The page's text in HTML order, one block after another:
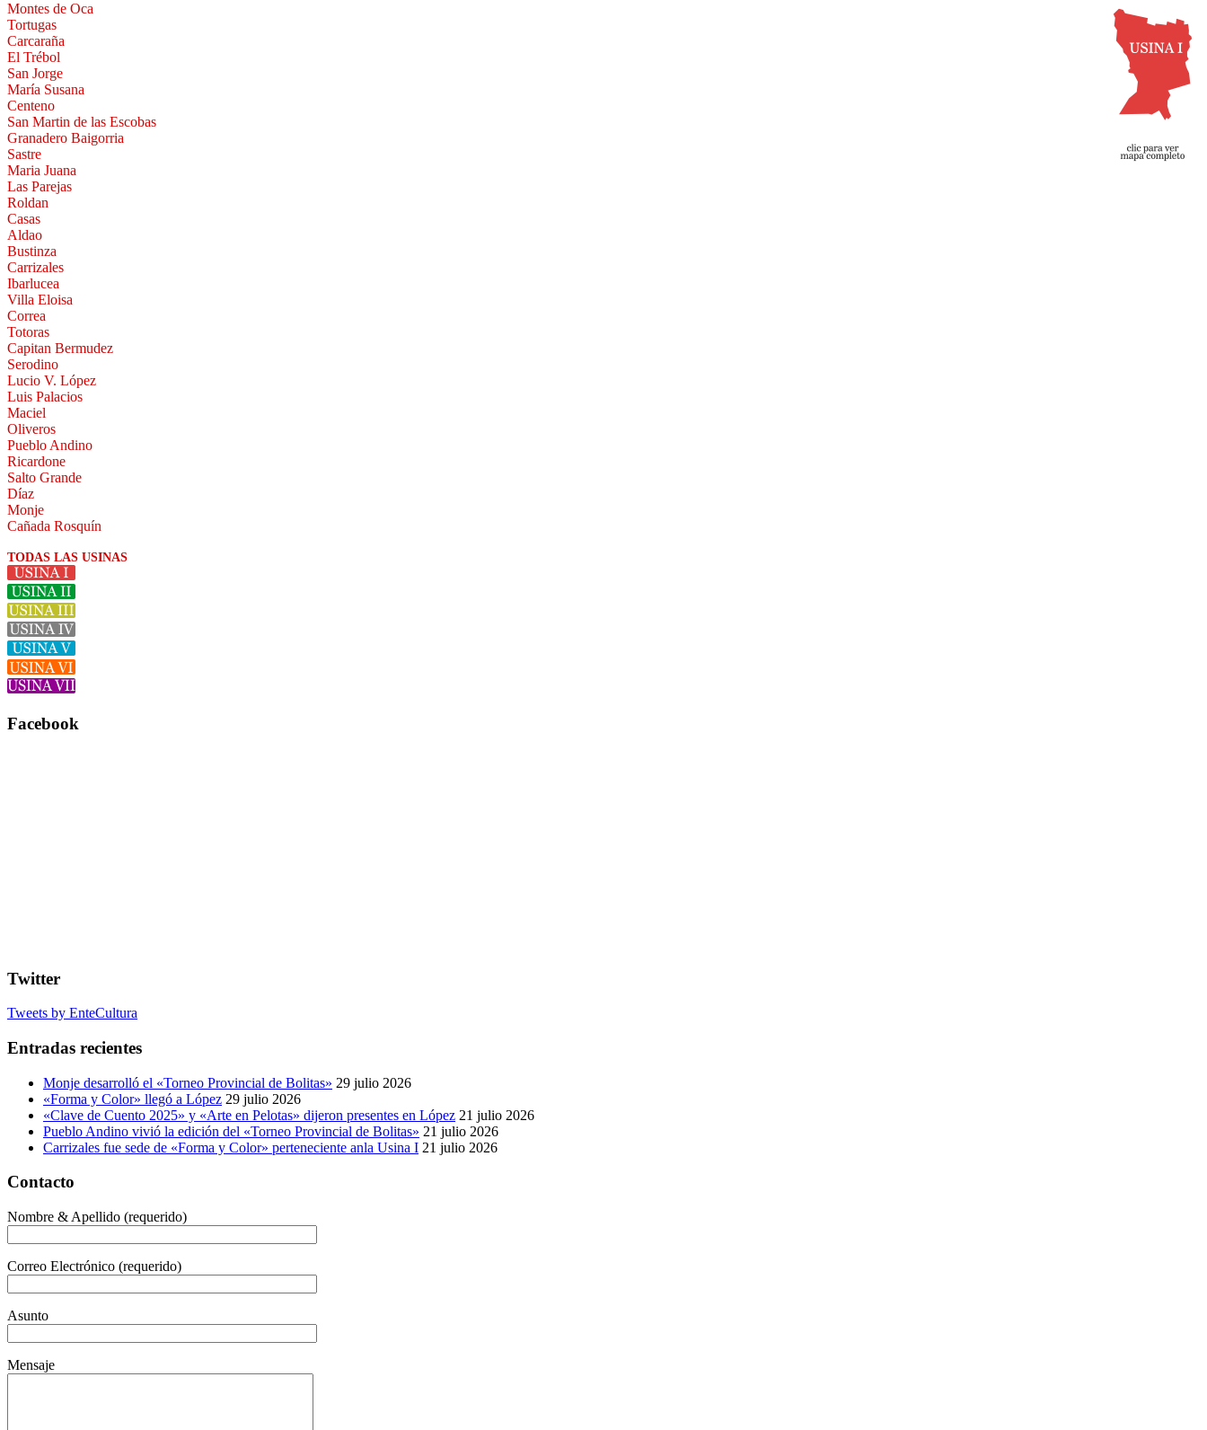
Montes de Oca
Tortugas
Carcaraña
El Trébol
San Jorge
María Susana
Centeno
San Martin de las Escobas
Granadero Baigorria
Sastre
Maria Juana
Las Parejas
Roldan
Casas
Aldao
Bustinza
Carrizales
Ibarlucea
Villa Eloisa
Correa
Totoras
Capitan Bermudez
Serodino
Lucio V. López
Luis Palacios
Maciel
Oliveros
Pueblo Andino
Ricardone
Salto Grande
Díaz
Monje
Cañada Rosquín
TODAS LAS USINAS
Facebook
Twitter
Tweets by EnteCultura
Entradas recientes
Monje desarrolló el «Torneo Provincial de Bolitas» 29 julio 2026
«Forma y Color» llegó a López 29 julio 2026
«Clave de Cuento 2025» y «Arte en Pelotas» dijeron presentes en López 21 julio 2026
Pueblo Andino vivió la edición del «Torneo Provincial de Bolitas» 21 julio 2026
Carrizales fue sede de «Forma y Color» perteneciente anla Usina I 21 julio 2026
Contacto
Nombre & Apellido (requerido)
Correo Electrónico (requerido)
Asunto
Mensaje